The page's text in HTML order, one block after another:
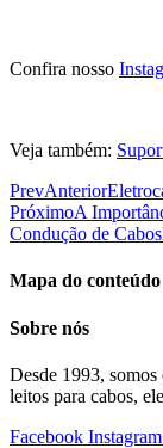
Confira nosso
Veja também:
PrevAnterior
PróximoA
Condução de Cabos
Mapa do conteúdo
Sobre nós
Desde 1993,
leitos para cabos,
Facebook Instagram